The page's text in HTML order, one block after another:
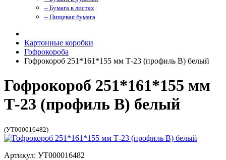
– Бумага в листах
– Пищевая бумага
Картонные коробки
Гофрокороба
Гофрокороб 251*161*155 мм Т-23 (профиль B) белый
Гофрокороб 251*161*155 мм
Т-23 (профиль B) белый
(УТ000016482)
Артикул: УТ000016482